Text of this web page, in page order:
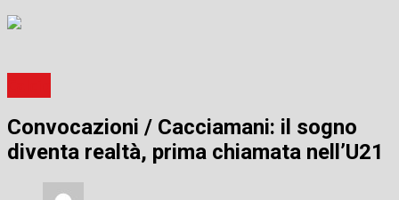
Convocazioni / Cacciamani: il sogno
diventa realtà, prima chiamata nell’U21